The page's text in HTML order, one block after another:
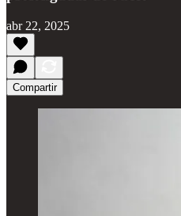
abr 22, 2025
Compartir